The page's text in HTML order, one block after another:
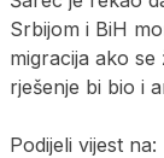
Srbijom i BiH
migracija ako
rješenje bi bio i
Podijeli vijest na: